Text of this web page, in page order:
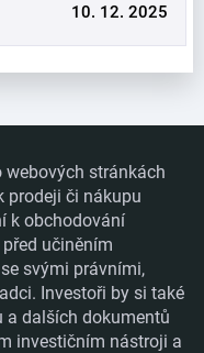
10. 12. 2025
webových stránkách
prodeji či nákupu
k obchodování
učiněním
svými právními,
Investoři by si také
a dalších dokumentů
investičním nástroji a